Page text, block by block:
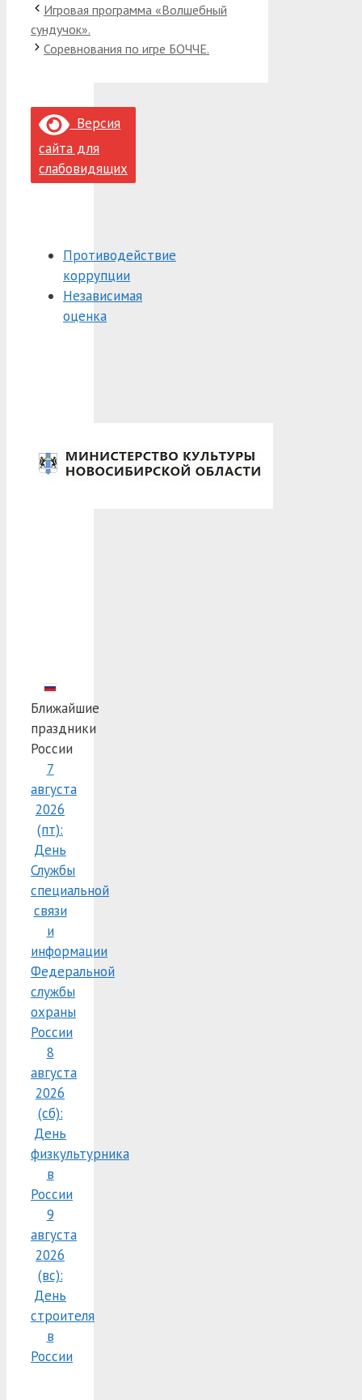
Игровая программа «Волшебный
сундучок».
Соревнования по игре БОЧЧЕ.
Версия
сайта для
слабовидящих
Противодействие
коррупции
Независимая
оценка
Ближайшие
праздники
России
7
августа
2026
(пт):
День
Службы
специальной
связи
и
информации
Федеральной
службы
охраны
России
8
августа
2026
(сб):
День
физкультурника
в
России
9
августа
2026
(вс):
День
строителя
в
России